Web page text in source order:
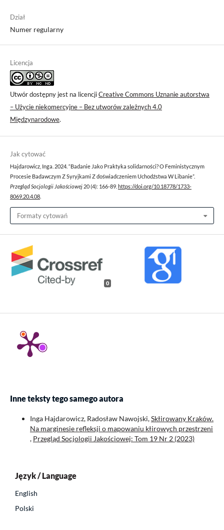
Dział
Numer regularny
Licencja
Utwór dostępny jest na licencjiCreative Commons Uznanie autorstwa
– Użycie niekomercyjne – Bez utworów zależnych 4.0
Międzynarodowe.
Jak cytować
Hajdarowicz, Inga. 2024. “Badanie Jako Praktyka solidarności? O Feministycznym
Procesie Badawczym Z Syryjkami Z doświadczeniem Uchodźstwa W Libanie”.
Przegląd Socjologii Jakościowej 20 (4): 166-89. https://doi.org/10.18778/1733-
8069.20.4.08
Formaty cytowań
0
Inne teksty tego samego autora
Inga Hajdarowicz, Radosław Nawojski,Skłirowany Kraków.
Na marginesie refleksji o mapowaniu kłirowych przestrzeni
, Przegląd Socjologii Jakościowej: Tom 19 Nr 2 (2023)
Język / Language
English
Polski